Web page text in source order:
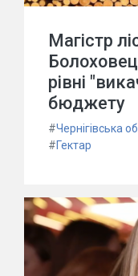
Магістр
рівні
бюджету
#Чернігівська
#Гектар